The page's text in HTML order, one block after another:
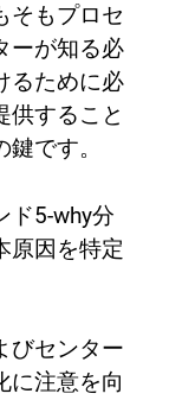
そもプロセ
ーが知る必
るために必
供すること
です。
ド5-why分
原因を特定
びセンター
に注意を向